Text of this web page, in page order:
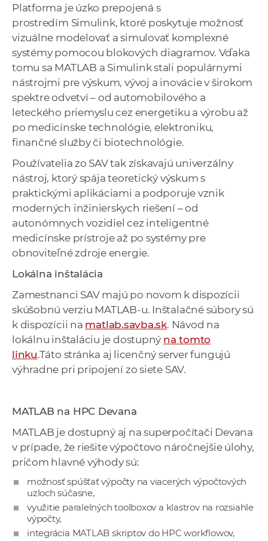
Platforma je úzko prepojená s
prostredím Simulink, ktoré poskytuje možnosť
vizuálne modelovať a simulovať komplexné
systémy pomocou blokových diagramov. Vďaka
tomu sa MATLAB a Simulink stali populárnymi
nástrojmi pre výskum, vývoj a inovácie v širokom
spektre odvetví – od automobilového a
leteckého priemyslu cez energetiku a výrobu až
po medicínske technológie, elektroniku,
finančné služby či biotechnológie.
Používatelia zo SAV tak získavajú univerzálny
nástroj, ktorý spája teoretický výskum s
praktickými aplikáciami a podporuje vznik
moderných inžinierskych riešení – od
autonómnych vozidiel cez inteligentné
medicínske prístroje až po systémy pre
obnoviteľné zdroje energie.
Lokálna inštalácia
Zamestnanci SAV majú po novom k dispozícii
skúšobnú verziu MATLAB-u. Inštalačné súbory sú
k dispozícii na matlab.savba.sk. Návod na
lokálnu inštaláciu je dostupný na tomto
linku.Táto stránka aj licenčný server fungujú
výhradne pri pripojení zo siete SAV.
MATLAB na HPC Devana
MATLAB je dostupný aj na superpočítači Devana
v prípade, že riešite výpočtovo náročnejšie úlohy,
pričom hlavné výhody sú:
možnosť spúšťať výpočty na viacerých výpočtových
uzloch súčasne,
využitie paralelných toolboxov a klastrov na rozsiahle
výpočty,
integrácia MATLAB skriptov do HPC workflowov,